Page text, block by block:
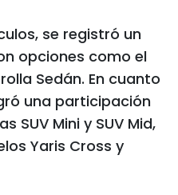
se registró un
opciones como el
Sedán. En cuanto
una participación
SUV Mini y SUV Mid,
Yaris Cross y